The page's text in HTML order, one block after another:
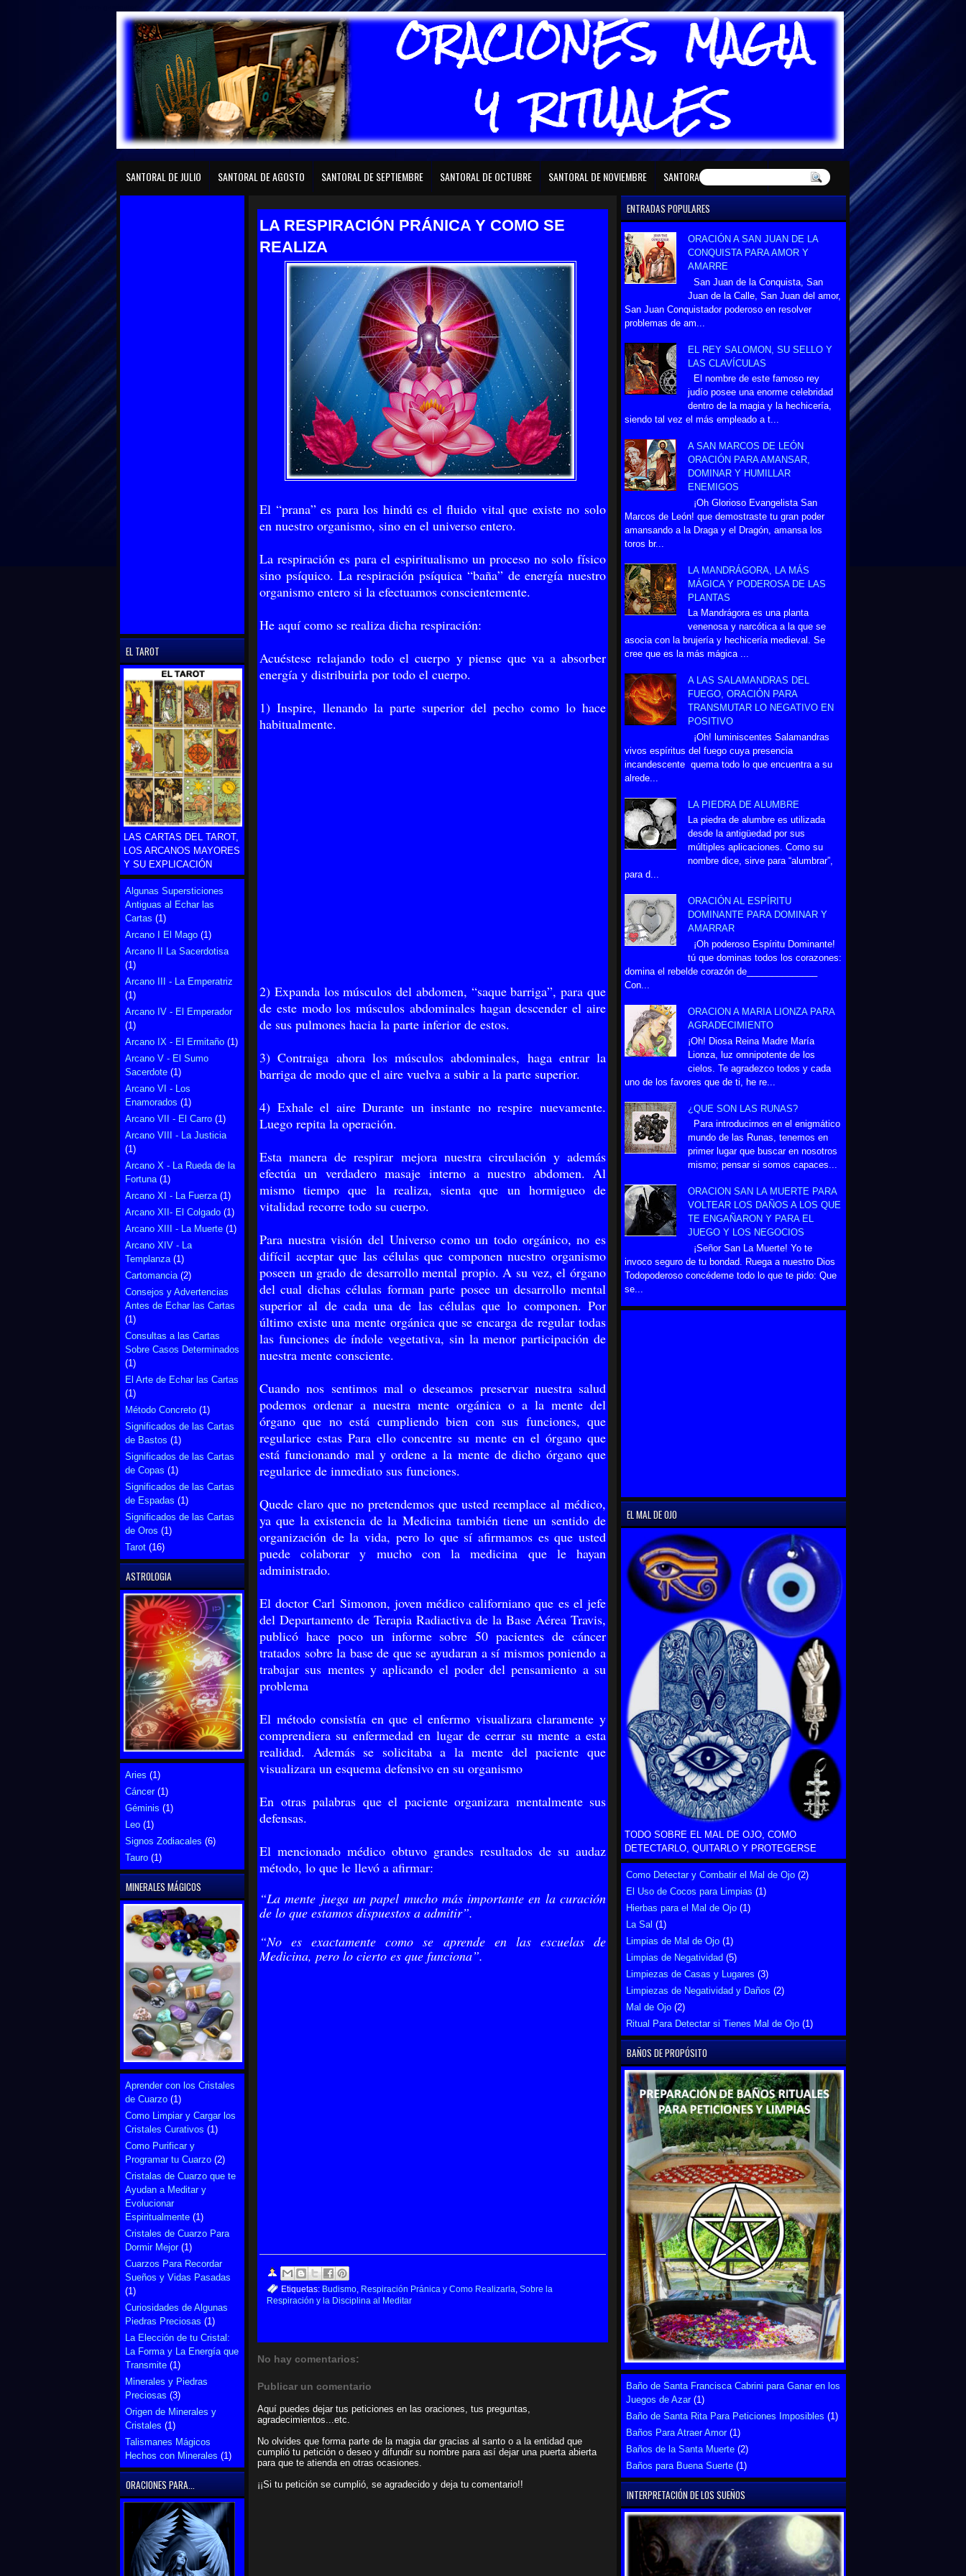
Página principal SANTORAL DE ENERO SANTORAL DE FEBRERO SANTORAL DE MARZO SANTORAL DE ABRIL SANTORAL DE MAYO SANTORAL DE JUNIO
SANTORAL DE JULIO SANTORAL DE AGOSTO SANTORAL DE SEPTIEMBRE SANTORAL DE OCTUBRE SANTORAL DE NOVIEMBRE SANTORAL DE DICIEMBRE
ENTRADAS POPULARES
ORACIÓN A SAN JUAN DE LA
CONQUISTA PARA AMOR Y
AMARRE
San Juan de la Conquista, San
Juan de la Calle, San Juan del amor,
San Juan Conquistador poderoso en resolver
problemas de am...
EL REY SALOMON, SU SELLO Y
LAS CLAVÍCULAS
El nombre de este famoso rey
judío posee una enorme celebridad
dentro de la magia y la hechicería,
siendo tal vez el más empleado a t...
A SAN MARCOS DE LEÓN
ORACIÓN PARA AMANSAR,
DOMINAR Y HUMILLAR
ENEMIGOS
¡Oh Glorioso Evangelista San
Marcos de León! que demostraste tu gran poder
amansando a la Draga y el Dragón, amansa los
toros br...
LA MANDRÁGORA, LA MÁS
MÁGICA Y PODEROSA DE LAS
PLANTAS
La Mandrágora es una planta
venenosa y narcótica a la que se
asocia con la brujería y hechicería medieval. Se
cree que es la más mágica ...
A LAS SALAMANDRAS DEL
FUEGO, ORACIÓN PARA
TRANSMUTAR LO NEGATIVO EN
POSITIVO
¡Oh! luminiscentes Salamandras
vivos espíritus del fuego cuya presencia
incandescente quema todo lo que encuentra a su
alrede...
LA PIEDRA DE ALUMBRE
La piedra de alumbre es utilizada
desde la antigüedad por sus
múltiples aplicaciones. Como su
nombre dice, sirve para “alumbrar”,
para d...
ORACIÓN AL ESPÍRITU
DOMINANTE PARA DOMINAR Y
AMARRAR
¡Oh poderoso Espíritu Dominante!
tú que dominas todos los corazones:
domina el rebelde corazón de______________
Con...
ORACION A MARIA LIONZA PARA
AGRADECIMIENTO
¡Oh! Diosa Reina Madre María
Lionza, luz omnipotente de los
cielos. Te agradezco todos y cada
uno de los favores que de ti, he re...
¿QUE SON LAS RUNAS?
Para introducirnos en el enigmático
mundo de las Runas, tenemos en
primer lugar que buscar en nosotros
mismo; pensar si somos capaces...
ORACION SAN LA MUERTE PARA
VOLTEAR LOS DAÑOS A LOS QUE
TE ENGAÑARON Y PARA EL
JUEGO Y LOS NEGOCIOS
¡Señor San La Muerte! Yo te
invoco seguro de tu bondad. Ruega a nuestro Dios
Todopoderoso concédeme todo lo que te pido: Que
se...
EL MAL DE OJO
TODO SOBRE EL MAL DE OJO, COMO
DETECTARLO, QUITARLO Y PROTEGERSE
Como Detectar y Combatir el Mal de Ojo (2)
El Uso de Cocos para Limpias (1)
Hierbas para el Mal de Ojo (1)
La Sal (1)
Limpias de Mal de Ojo (1)
Limpias de Negatividad (5)
Limpiezas de Casas y Lugares (3)
Limpiezas de Negatividad y Daños (2)
Mal de Ojo (2)
Ritual Para Detectar si Tienes Mal de Ojo (1)
BAÑOS DE PROPÓSITO
Baño de Santa Francisca Cabrini para Ganar en los
Juegos de Azar (1)
Baño de Santa Rita Para Peticiones Imposibles (1)
Baños Para Atraer Amor (1)
Baños de la Santa Muerte (2)
Baños para Buena Suerte (1)
INTERPRETACIÓN DE LOS SUEÑOS
LA RESPIRACIÓN PRÁNICA Y COMO SE
REALIZA
El “prana” es para los hindú es el fluido vital que existe no solo
en nuestro organismo, sino en el universo entero.
La respiración es para el espiritualismo un proceso no solo físico
sino psíquico. La respiración psíquica “baña” de energía nuestro
organismo entero si la efectuamos conscientemente.
He aquí como se realiza dicha respiración:
Acuéstese relajando todo el cuerpo y piense que va a absorber
energía y distribuirla por todo el cuerpo.
1) Inspire, llenando la parte superior del pecho como lo hace
habitualmente.
2) Expanda los músculos del abdomen, “saque barriga”, para que
de este modo los músculos abdominales hagan descender el aire
de sus pulmones hacia la parte inferior de estos.
3) Contraiga ahora los músculos abdominales, haga entrar la
barriga de modo que el aire vuelva a subir a la parte superior.
4) Exhale el aire Durante un instante no respire nuevamente.
Luego repita la operación.
Esta manera de respirar mejora nuestra circulación y además
efectúa un verdadero masaje interno a nuestro abdomen. Al
mismo tiempo que la realiza, sienta que un hormigueo de
vitalidad recorre todo su cuerpo.
Para nuestra visión del Universo como un todo orgánico, no es
difícil aceptar que las células que componen nuestro organismo
poseen un grado de desarrollo mental propio. A su vez, el órgano
del cual dichas células forman parte posee un desarrollo mental
superior al de cada una de las células que lo componen. Por
último existe una mente orgánica que se encarga de regular todas
las funciones de índole vegetativa, sin la menor participación de
nuestra mente consciente.
Cuando nos sentimos mal o deseamos preservar nuestra salud
podemos ordenar a nuestra mente orgánica o a la mente del
órgano que no está cumpliendo bien con sus funciones, que
regularice estas Para ello concentre su mente en el órgano que
está funcionando mal y ordene a la mente de dicho órgano que
regularice de inmediato sus funciones.
Quede claro que no pretendemos que usted reemplace al médico,
ya que la existencia de la Medicina también tiene un sentido de
organización de la vida, pero lo que sí afirmamos es que usted
puede colaborar y mucho con la medicina que le hayan
administrado.
El doctor Carl Simonon, joven médico californiano que es el jefe
del Departamento de Terapia Radiactiva de la Base Aérea Travis,
publicó hace poco un informe sobre 50 pacientes de cáncer
tratados sobre la base de que se ayudaran a sí mismos poniendo a
trabajar sus mentes y aplicando el poder del pensamiento a su
problema
El método consistía en que el enfermo visualizara claramente y
comprendiera su enfermedad en lugar de cerrar su mente a esta
realidad. Además se solicitaba a la mente del paciente que
visualizara un esquema defensivo en su organismo
En otras palabras que el paciente organizara mentalmente sus
defensas.
El mencionado médico obtuvo grandes resultados de su audaz
método, lo que le llevó a afirmar:
“La mente juega un papel mucho más importante en la curación
de lo que estamos dispuestos a admitir”.
“No es exactamente como se aprende en las escuelas de
Medicina, pero lo cierto es que funciona”.
Etiquetas: Budismo Respiración Pránica y Como Realizarla Sobre la
Respiración y la Disciplina al Meditar
No hay comentarios:
Publicar un comentario
Aquí puedes dejar tus peticiones en las oraciones, tus preguntas,
agradecimientos...etc.
No olvides que forma parte de la magia dar gracias al santo o a la entidad que
cumplió tu petición o deseo y difundir su nombre para así dejar una puerta abierta
para que te atienda en otras ocasiones.
¡¡Si tu petición se cumplió, se agradecido y deja tu comentario!!
EL TAROT
LAS CARTAS DEL TAROT,
LOS ARCANOS MAYORES
Y SU EXPLICACIÓN
Algunas Supersticiones
Antiguas al Echar las
Cartas (1)
Arcano I El Mago (1)
Arcano II La Sacerdotisa
(1)
Arcano III - La Emperatriz
(1)
Arcano IV - El Emperador
(1)
Arcano IX - El Ermitaño (1)
Arcano V - El Sumo
Sacerdote (1)
Arcano VI - Los
Enamorados (1)
Arcano VII - El Carro (1)
Arcano VIII - La Justicia
(1)
Arcano X - La Rueda de la
Fortuna (1)
Arcano XI - La Fuerza (1)
Arcano XII- El Colgado (1)
Arcano XIII - La Muerte (1)
Arcano XIV - La
Templanza (1)
Cartomancia (2)
Consejos y Advertencias
Antes de Echar las Cartas
(1)
Consultas a las Cartas
Sobre Casos Determinados
(1)
El Arte de Echar las Cartas
(1)
Método Concreto (1)
Significados de las Cartas
de Bastos (1)
Significados de las Cartas
de Copas (1)
Significados de las Cartas
de Espadas (1)
Significados de las Cartas
de Oros (1)
Tarot (16)
ASTROLOGIA
Aries (1)
Cáncer (1)
Géminis (1)
Leo (1)
Signos Zodiacales (6)
Tauro (1)
MINERALES MÁGICOS
Aprender con los Cristales
de Cuarzo (1)
Como Limpiar y Cargar los
Cristales Curativos (1)
Como Purificar y
Programar tu Cuarzo (2)
Cristalas de Cuarzo que te
Ayudan a Meditar y
Evolucionar
Espiritualmente (1)
Cristales de Cuarzo Para
Dormir Mejor (1)
Cuarzos Para Recordar
Sueños y Vidas Pasadas
(1)
Curiosidades de Algunas
Piedras Preciosas (1)
La Elección de tu Cristal:
La Forma y La Energía que
Transmite (1)
Minerales y Piedras
Preciosas (3)
Origen de Minerales y
Cristales (1)
Talismanes Mágicos
Hechos con Minerales (1)
ORACIONES PARA...